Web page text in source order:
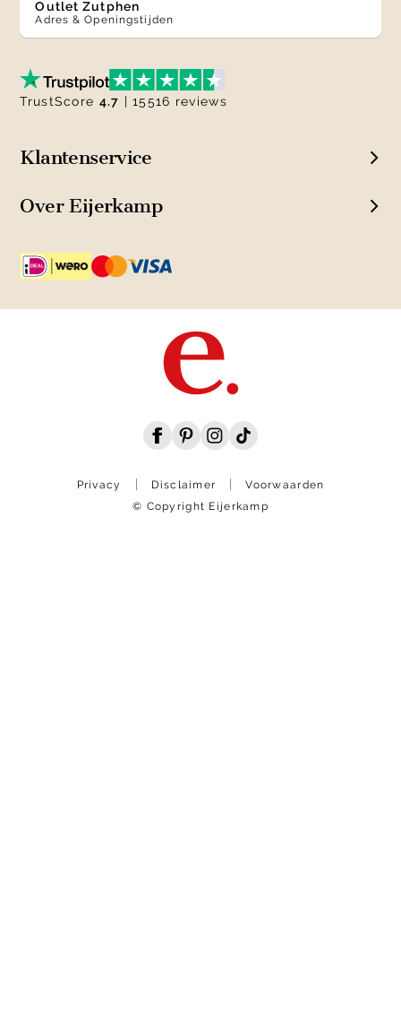
Outlet Zutphen
Adres & Openingstijden
Klantenservice
Over Eijerkamp
TrustScore 4.7 | 15516 reviews
Privacy Disclaimer
Voorwaarden
© Copyright Eijerkamp